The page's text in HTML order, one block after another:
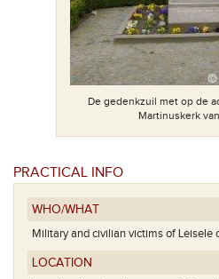
De gedenkzuil met op de
Martinuskerk
PRACTICAL INFO
WHO/WHAT
Military and civilian victims of Leisele
LOCATION